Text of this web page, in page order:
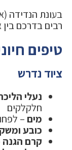
בעונת הנדידה
רבים בדרכם
טיפים
ציוד נדרש
נעלי
חלקלקים
מים– לפחות 2 ליטר לאדם
כובע
קרם הגנה